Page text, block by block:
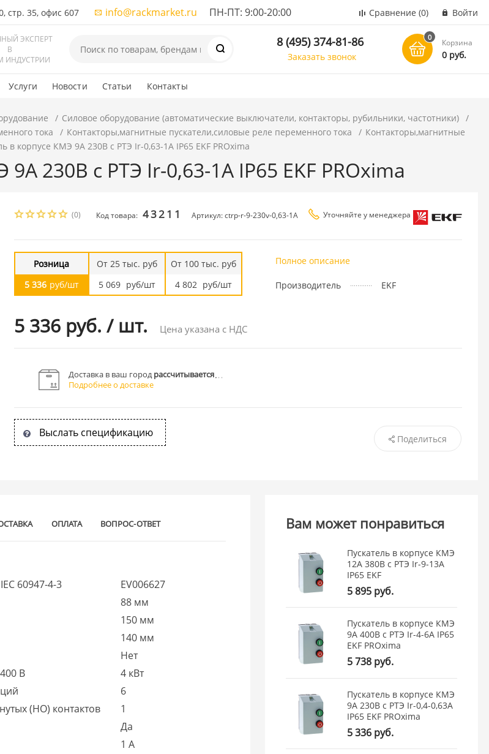
стр. 35, офис 607 info@rackmarket.ru ПН-ПТ: 9:00-20:00 Сравнение (0) Войти
ЭКСПЕРТ
В
ИНДУСТРИИ
8 (495) 374-81-86
Заказать звонок
0
Корзина
0 руб.
Услуги Новости Статьи Контакты
Силовое оборудование (автоматические выключатели, контакторы, рубильники, частотники)
тока
Контакторы,магнитные пускатели,силовые реле переменного тока
Контакторы,магнитные
в корпусе КМЭ 9А 230В с РТЭ Ir-0,63-1А IP65 EKF PROxima
230В с РТЭ Ir-0,63-1А IP65 EKF PROxima
(0) Код товара: 43211 Артикул: ctrp-r-9-230v-0,63-1A Уточняйте у менеджера
Розница
5 336 руб/шт
От 25 тыс. руб
5 069 руб/шт
От 100 тыс. руб
4 802 руб/шт
5 336 руб. / шт. Цена указана с НДС
Полное описание
Производитель EKF
Доставка в ваш городрассчитывается
Подробнее о доставке
Выслать спецификацию Поделиться
ОПЛАТА ВОПРОС-ОТВЕТ
60947-4-3
EV006627
88 мм
150 мм
140 мм
Нет
В
4 кВт
6
(НО) контактов
1
Да
1 А
Вам может понравиться
Пускатель в корпусе КМЭ
12А 380В с РТЭ Ir-9-13А
IP65 EKF
5 895 руб.
Пускатель в корпусе КМЭ
9А 400В с РТЭ Ir-4-6А IP65
EKF PROxima
5 738 руб.
Пускатель в корпусе КМЭ
9А 230В с РТЭ Ir-0,4-0,63А
IP65 EKF PROxima
5 336 руб.